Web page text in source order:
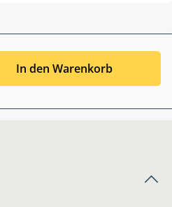
In den Warenkorb